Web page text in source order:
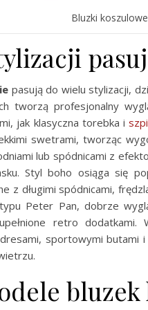
Bluzki
pasują do wielu stylizacji,
tworzą profesjonalny
jak klasyczna torebka i
swetrami, tworząc
lub spódnicami z
Styl boho osiąga się
z długimi spódnicami,
typu Peter Pan, dobrze
retro
sportowymi butami